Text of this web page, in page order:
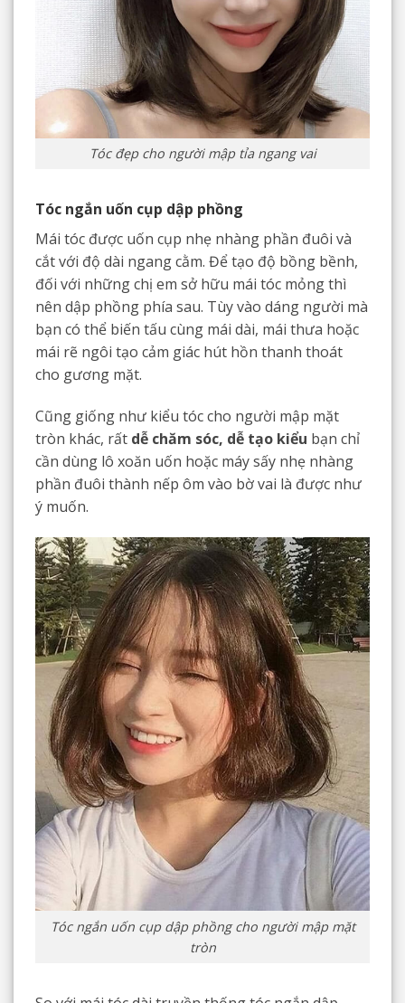
Tóc đẹp cho người mập tỉa ngang vai
Tóc ngắn uốn cụp dập phồng
Mái tóc được uốn cụp nhẹ nhàng phần đuôi và
cắt với độ dài ngang cằm. Để tạo độ bồng bềnh,
đối với những chị em sở hữu mái tóc mỏng thì
nên dập phồng phía sau. Tùy vào dáng người mà
bạn có thể biến tấu cùng mái dài, mái thưa hoặc
mái rẽ ngôi tạo cảm giác hút hồn thanh thoát
cho gương mặt.
Cũng giống như kiểu tóc cho người mập mặt
tròn khác, rất dễ chăm sóc, dễ tạo kiểu bạn chỉ
cần dùng lô xoăn uốn hoặc máy sấy nhẹ nhàng
phần đuôi thành nếp ôm vào bờ vai là được như
ý muốn.
Tóc ngắn uốn cụp dập phồng cho người mập mặt
tròn